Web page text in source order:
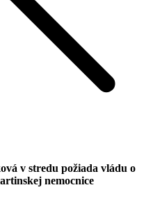
v stredu požiada vládu o
nemocnice